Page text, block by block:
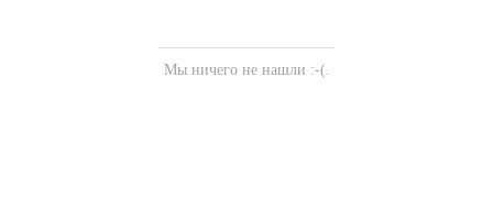
Мы ничего не нашли :-(.